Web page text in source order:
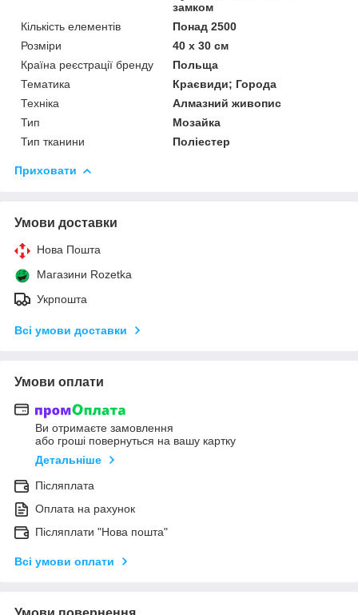
замком
Кількість елементів
Понад 2500
Розміри
40 x 30 см
Країна реєстрації бренду
Польща
Тематика
Краєвиди; Города
Техніка
Алмазний живопис
Тип
Мозайка
Тип тканини
Поліестер
Приховати
Умови доставки
Нова Пошта
Магазини Rozetka
Укрпошта
Всі умови доставки
Умови оплати
Ви отримаєте замовлення
або гроші повернуться на вашу картку
Детальніше
Післяплата
Оплата на рахунок
Післяплати "Нова пошта"
Всі умови оплати